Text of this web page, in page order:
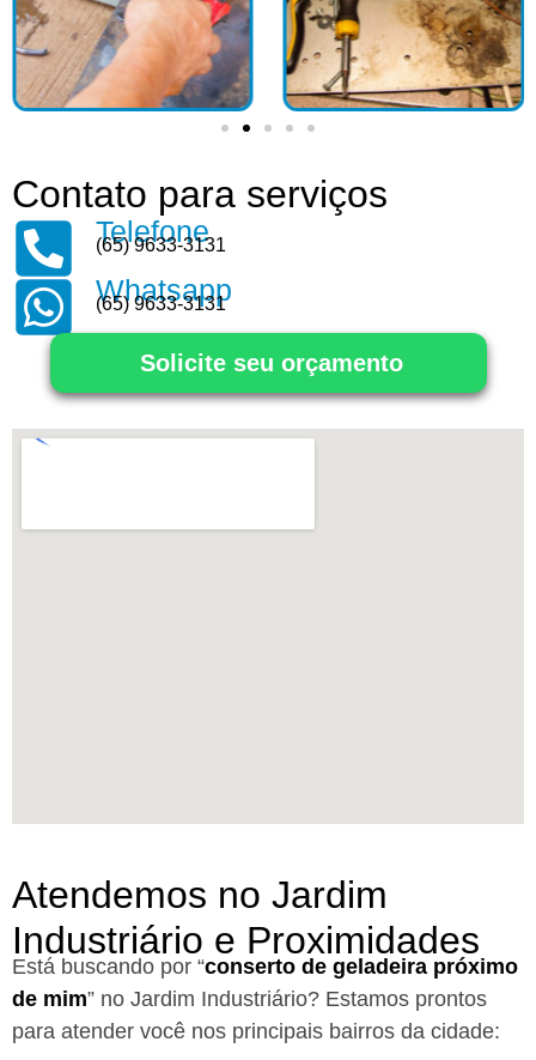
Contato para serviços
Telefone
(65) 9633-3131
Whatsapp
(65) 9633-3131
Solicite seu orçamento
Atendemos no Jardim
Industriário e Proximidades
Está buscando por “conserto de geladeira próximo
de mim” no Jardim Industriário? Estamos prontos
para atender você nos principais bairros da cidade: